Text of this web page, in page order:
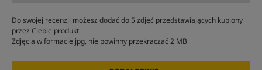
Do swojej recenzji możesz dodać do 5 zdjęć przedstawiających kupiony
przez Ciebie produkt
Zdjęcia w formacie jpg, nie powinny przekraczać 2 MB